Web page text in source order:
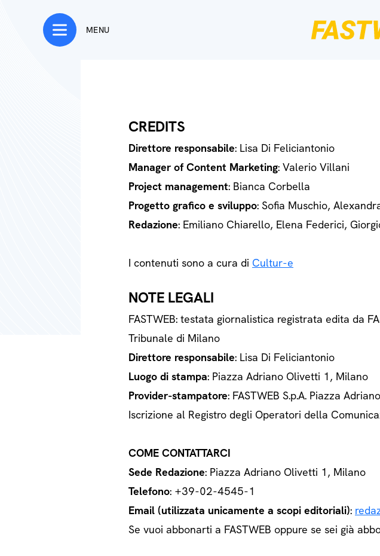
MENU
CREDITS
Direttore responsabile: Lisa Di Feliciantonio
Manager of Content Marketing: Valerio Villani
Project management: Bianca Corbella
Progetto grafico e sviluppo: Sofia Muschio,
Redazione: Emiliano Chiarello, Elena Federici,
I contenuti sono a cura di Cultur-e
NOTE LEGALI
FASTWEB: testata giornalistica registrata edita da
Tribunale di Milano
Direttore responsabile: Lisa Di Feliciantonio
Luogo di stampa: Piazza Adriano Olivetti 1, Milano
Provider-stampatore: FASTWEB S.p.A. Piazza
Iscrizione al Registro degli Operatori della
COME CONTATTARCI
Sede Redazione: Piazza Adriano Olivetti 1, Milano
Telefono: +39-02-4545-1
Email (utilizzata unicamente a scopi editoriali):
Se vuoi abbonarti a FASTWEB oppure se sei già